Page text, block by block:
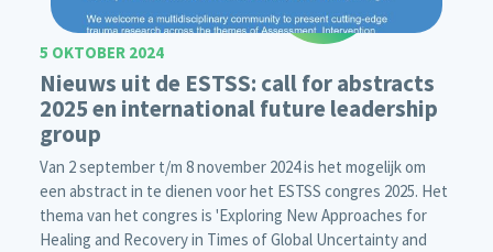
5 OKTOBER 2024
Nieuws uit de ESTSS: call for abstracts
2025 en international future leadership
group
Van 2 september t/m 8 november 2024 is het mogelijk om
een abstract in te dienen voor het ESTSS congres 2025. Het
thema van het congres is 'Exploring New Approaches for
Healing and Recovery in Times of Global Uncertainty and